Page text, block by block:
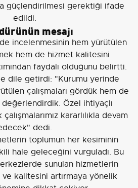
güçlendirilmesi gerektiği ifade
edildi.
mesajı
incelenmesinin hem yürütülen
hem de hizmet kalitesini
faydalı olduğunu belirtti.
dile getirdi: "Kurumu yerinde
çalışmaları gördük hem de
Özel ihtiyaçlı
kararlılıkla devam
dedi.
toplumun her kesiminin
hale geleceğini vurguladı. Bu
sunulan hizmetlerin
kalitesini artırmaya yönelik